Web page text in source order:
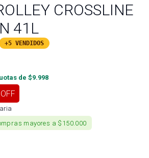
CROSSLINE
41L
+5 VENDIDOS
de $9.998
mayores a $150.000